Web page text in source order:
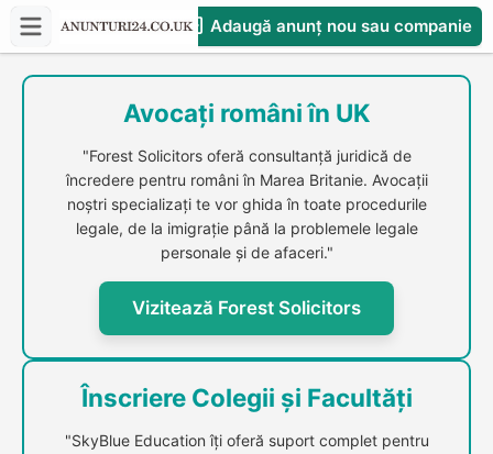
Adaugă anunț nou sau companie
CompaniesS
Avocați români în UK
"Forest Solicitors oferă consultanță juridică de
încredere pentru români în Marea Britanie. Avocații
noștri specializați te vor ghida în toate procedurile
legale, de la imigrație până la problemele legale
personale și de afaceri."
Vizitează Forest Solicitors
Înscriere Colegii și Facultăți
"SkyBlue Education îți oferă suport complet pentru